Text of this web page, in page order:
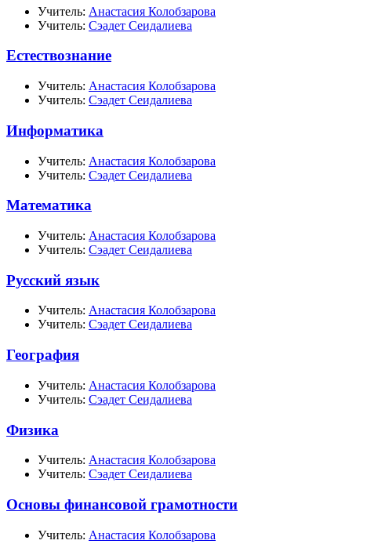
Учитель: Анастасия Колобзарова
Учитель: Сэадет Сеидалиева
Естествознание
Учитель: Анастасия Колобзарова
Учитель: Сэадет Сеидалиева
Информатика
Учитель: Анастасия Колобзарова
Учитель: Сэадет Сеидалиева
Математика
Учитель: Анастасия Колобзарова
Учитель: Сэадет Сеидалиева
Русский язык
Учитель: Анастасия Колобзарова
Учитель: Сэадет Сеидалиева
География
Учитель: Анастасия Колобзарова
Учитель: Сэадет Сеидалиева
Физика
Учитель: Анастасия Колобзарова
Учитель: Сэадет Сеидалиева
Основы финансовой грамотности
Учитель: Анастасия Колобзарова